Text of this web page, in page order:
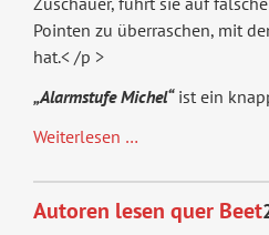
Pointen zu überraschen, mit
hat.< /p >
„Alarmstufe Michel“ist ein
Weiterlesen …
Autoren lesen quer Beet